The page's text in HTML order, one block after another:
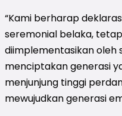
“Kami berharap
seremonial belaka,
diimplementasikan oleh
menciptakan generasi
menjunjung tinggi
mewujudkan generasi